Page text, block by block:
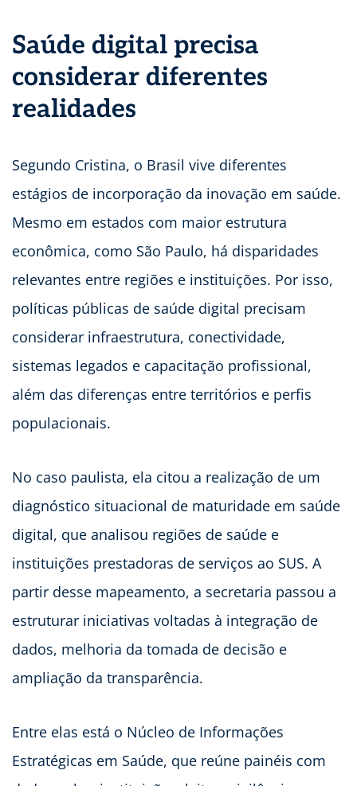
Saúde digital precisa
considerar diferentes
realidades
Segundo Cristina, o Brasil vive diferentes
estágios de incorporação da inovação em saúde.
Mesmo em estados com maior estrutura
econômica, como São Paulo, há disparidades
relevantes entre regiões e instituições. Por isso,
políticas públicas de saúde digital precisam
considerar infraestrutura, conectividade,
sistemas legados e capacitação profissional,
além das diferenças entre territórios e perfis
populacionais.
No caso paulista, ela citou a realização de um
diagnóstico situacional de maturidade em saúde
digital, que analisou regiões de saúde e
instituições prestadoras de serviços ao SUS. A
partir desse mapeamento, a secretaria passou a
estruturar iniciativas voltadas à integração de
dados, melhoria da tomada de decisão e
ampliação da transparência.
Entre elas está o Núcleo de Informações
Estratégicas em Saúde, que reúne painéis com